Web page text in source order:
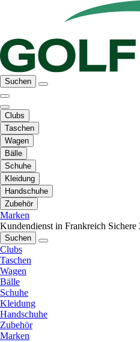
Suchen
Clubs
Taschen
Wagen
Bälle
Schuhe
Kleidung
Handschuhe
Zubehör
Marken
Kundendienst in Frankreich Sichere
Suchen
Clubs
Taschen
Wagen
Bälle
Schuhe
Kleidung
Handschuhe
Zubehör
Marken